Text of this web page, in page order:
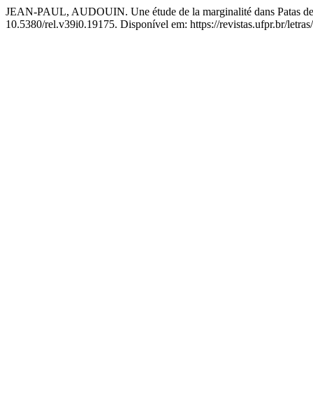
JEAN-PAUL, AUDOUIN. Une étude de la marginalité dans Patas
10.5380/rel.v39i0.19175. Disponível em: https://revistas.ufpr.br/